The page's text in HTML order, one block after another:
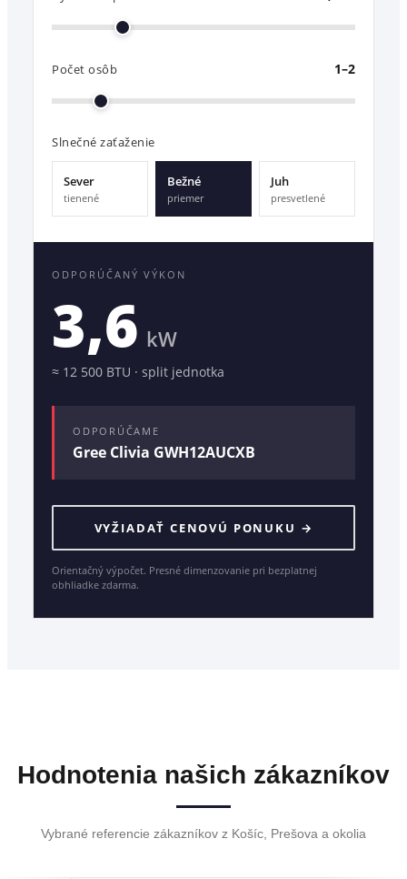
Počet osôb 1–2
Slnečné zaťaženie
Sever
tienené
Bežné
priemer
Juh
presvetlené
ODPORÚČANÝ VÝKON
3,6 kW
≈ 12 500 BTU · split jednotka
ODPORÚČAME
Gree Clivia GWH12AUCXB
VYŽIADAŤ CENOVÚ PONUKU →
Orientačný výpočet. Presné dimenzovanie pri bezplatnej
obhliadke zdarma.
Hodnotenia našich zákazníkov
Vybrané referencie zákazníkov z Košíc, Prešova a okolia